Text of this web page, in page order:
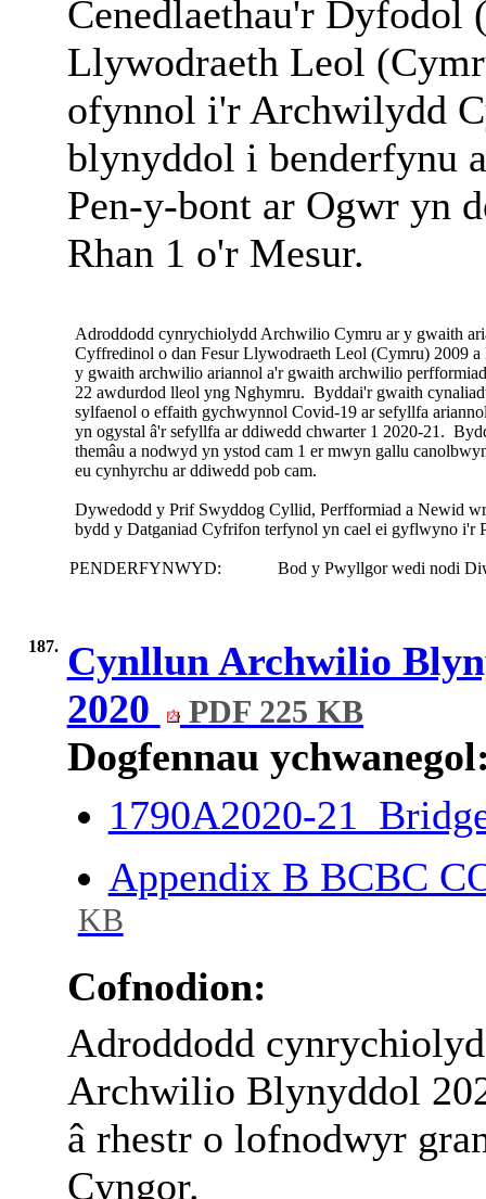
Cenedlaethau'r
Llywodraeth Leol
ofynnol i'r Archwilydd
blynyddol i benderfynu
Pen-y-bont ar Ogwr yn
Rhan 1 o'r Mesur.
Adroddodd cynrychiolydd Archwilio Cymru ar y gwaith
Cyffredinol o dan Fesur Llywodraeth Leol (Cymru) 2009
y gwaith archwilio ariannol a'r gwaith archwilio
22 awdurdod lleol yng Nghymru. Byddai'r gwaith
sylfaenol o effaith gychwynnol Covid-19 ar sefyllfa
yn ogystal â'r sefyllfa ar ddiwedd chwarter 1 2020-21.
themâu a nodwyd yn ystod cam 1 er mwyn gallu
eu cynhyrchu ar ddiwedd pob cam.
Dywedodd y Prif Swyddog Cyllid, Perfformiad a Newid
bydd y Datganiad Cyfrifon terfynol yn cael ei gyflwyno i'r
PENDERFYNWYD: Bod y Pwyllgor wedi nodi
187. Cynllun Archwilio
2020
PDF 225 KB
Dogfennau
1790A2020-
Appendix B BCBC
KB
Cofnodion:
Adroddodd
Archwilio Blynyddol
â rhestr o lofnodwyr
Cyngor.